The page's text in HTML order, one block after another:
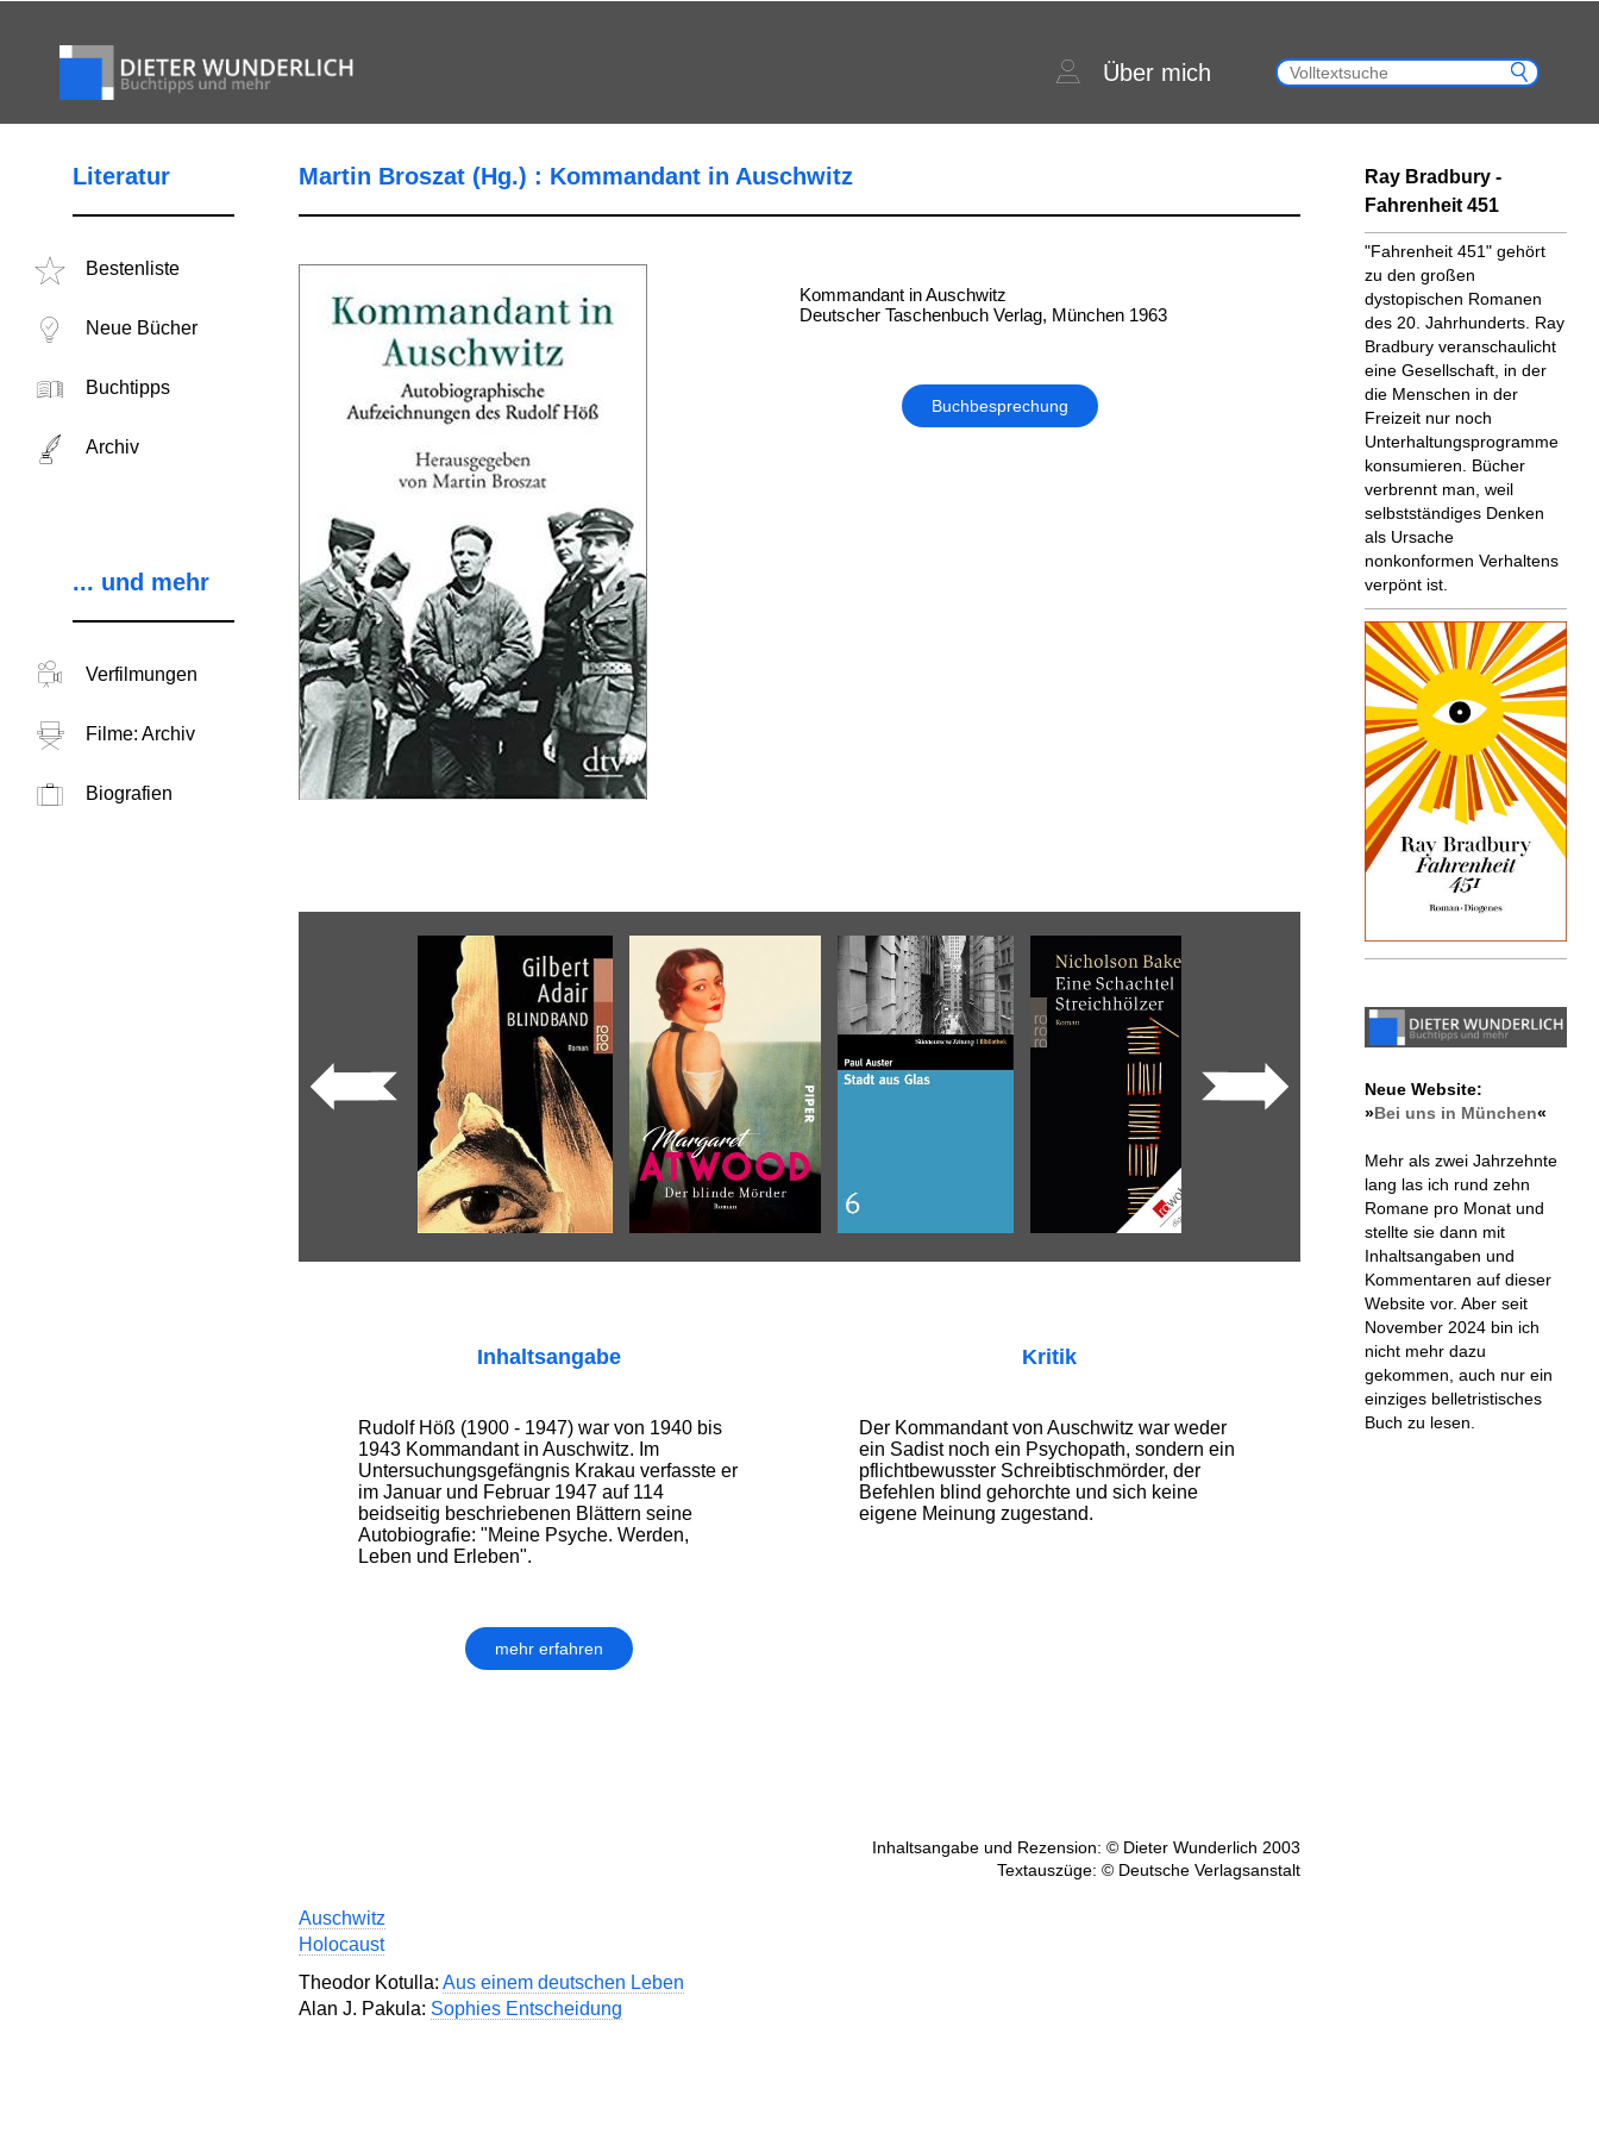
Über mich
Literatur
Bestenliste
Neue Bücher
Buchtipps
Archiv
... und mehr
Verfilmungen
Filme: Archiv
Biografien
Martin Broszat (Hg.) : Kommandant in Auschwitz
Kommandant in Auschwitz
Deutscher Taschenbuch Verlag, München 1963
Buchbesprechung
Inhaltsangabe
Rudolf Höß (1900 - 1947) war von 1940 bis
1943 Kommandant in Auschwitz. Im
Untersuchungsgefängnis Krakau verfasste er
im Januar und Februar 1947 auf 114
beidseitig beschriebenen Blättern seine
Autobiografie: "Meine Psyche. Werden,
Leben und Erleben".
mehr erfahren
Kritik
Der Kommandant von Auschwitz war weder
ein Sadist noch ein Psychopath, sondern ein
pflichtbewusster Schreibtischmörder, der
Befehlen blind gehorchte und sich keine
eigene Meinung zugestand.
Inhaltsangabe und Rezension: © Dieter Wunderlich 2003
Textauszüge: © Deutsche Verlagsanstalt
Auschwitz
Holocaust
Theodor Kotulla: Aus einem deutschen Leben
Alan J. Pakula: Sophies Entscheidung
Ray Bradbury -
Fahrenheit 451
"Fahrenheit 451" gehört
zu den großen
dystopischen Romanen
des 20. Jahrhunderts. Ray
Bradbury veranschaulicht
eine Gesellschaft, in der
die Menschen in der
Freizeit nur noch
Unterhaltungsprogramme
konsumieren. Bücher
verbrennt man, weil
selbstständiges Denken
als Ursache
nonkonformen Verhaltens
verpönt ist.
Neue Website:
»Bei uns in München«
Mehr als zwei Jahrzehnte
lang las ich rund zehn
Romane pro Monat und
stellte sie dann mit
Inhaltsangaben und
Kommentaren auf dieser
Website vor. Aber seit
November 2024 bin ich
nicht mehr dazu
gekommen, auch nur ein
einziges belletristisches
Buch zu lesen.